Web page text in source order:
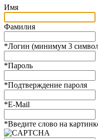
Имя
Фамилия
*Логин (минимум 3
*Пароль
*Подтверждение пароля
*E-Mail
*Введите слово на